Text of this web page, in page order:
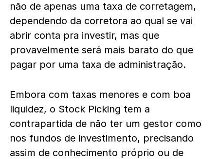
não de apenas uma taxa de corretagem,
dependendo da corretora ao qual se vai
abrir conta pra investir, mas que
provavelmente será mais barato do que
pagar por uma taxa de administração.
Embora com taxas menores e com boa
liquidez, o Stock Picking tem a
contrapartida de não ter um gestor como
nos fundos de investimento, precisando
assim de conhecimento próprio ou de